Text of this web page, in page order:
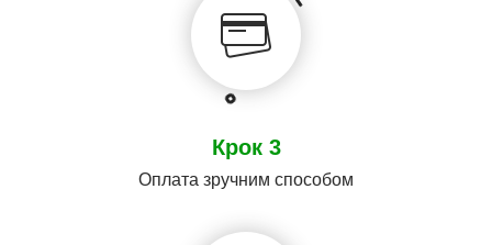
Крок 3
Оплата зручним способом